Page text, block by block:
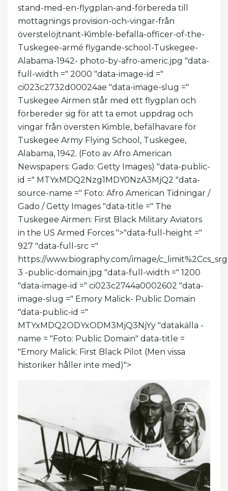
stand-med-en-flygplan-and-förbereda till
mottagnings provision-och-vingar-från
överstelöjtnant-Kimble-befalla-officer-of-the-
Tuskegee-armé flygande-school-Tuskegee-
Alabama-1942- photo-by-afro-americ.jpg "data-
full-width =" 2000 "data-image-id ="
ci023c2732d00024ae "data-image-slug ="
Tuskegee Airmen står med ett flygplan och
förbereder sig för att ta emot uppdrag och
vingar från översten Kimble, befälhavare för
Tuskegee Army Flying School, Tuskegee,
Alabama, 1942. (Foto av Afro American
Newspapers: Gado: Getty Images) "data-public-
id =" MTYxMDQ2Nzg1MDY0NzA3MjQ2 "data-
source-name =" Foto: Afro American Tidningar /
Gado / Getty Images "data-title =" The
Tuskegee Airmen: First Black Military Aviators
in the US Armed Forces ">"data-full-height ="
927 "data-full-src ="
https://www.biography.com/.image/
3 -public-domain.jpg "data-full-width =" 1200
"data-image-id =" ci023c2744a0002602 "data-
image-slug =" Emory Malick- Public Domain
"data-public-id ="
MTYxMDQ2ODYxODM3MjQ3NjYy "datakälla -
name = "Foto: Public Domain" data-title =
"Emory Malick: First Black Pilot (Men vissa
historiker håller inte med)">